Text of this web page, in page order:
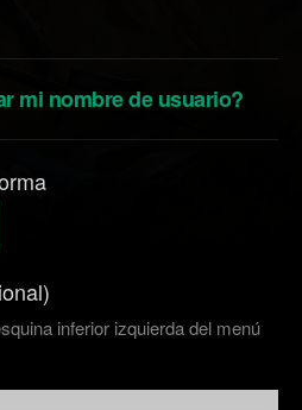
mi nombre de usuario?
inferior izquierda del menú